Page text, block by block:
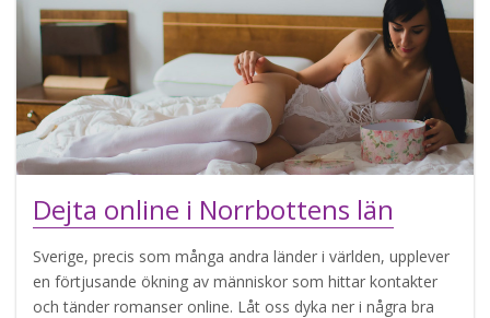
Dejta online i Norrbottens län
Sverige, precis som många andra länder i världen, upplever
en förtjusande ökning av människor som hittar kontakter
och tänder romanser online. Låt oss dyka ner i några bra